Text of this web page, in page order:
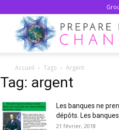
Accueil Tags Argent
Tag: argent
Les banques ne
dépôts. Les banques
21 février, 2018